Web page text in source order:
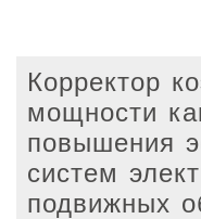
Корректор
мощности
повышения
систем
подвижных